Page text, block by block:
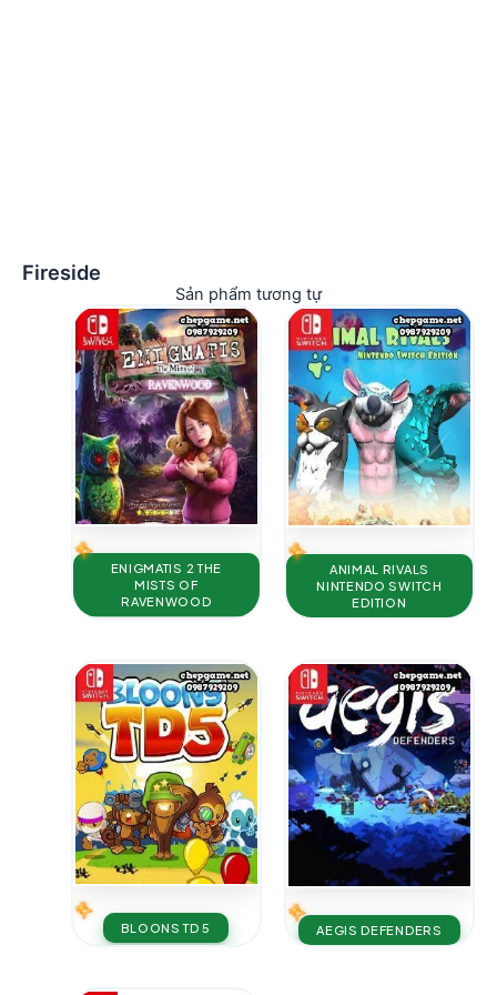
Fireside
Sản phẩm tương tự
ENIGMATIS 2 THE
MISTS OF
RAVENWOOD
ANIMAL RIVALS
NINTENDO SWITCH
EDITION
BLOONS TD 5 AEGIS DEFENDERS